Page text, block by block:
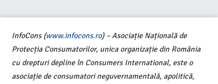
InfoCons (www.infocons.ro) – Asociație Națională de
Protecția Consumatorilor, unica organizație din România
cu drepturi depline în Consumers International, este o
asociație de consumatori neguvernamentală, apolitică,